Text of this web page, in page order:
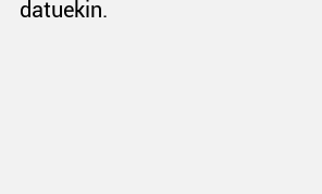
datuekin.